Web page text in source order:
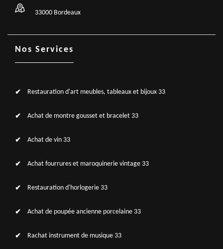
33000 Bordeaux
Nos Services
Restauration d'art meubles, tableaux et bijoux 33
Achat de montre gousset et bracelet 33
Achat de vin 33
Achat fourrures et maroquinerie vintage 33
Restauration d'horlogerie 33
Achat de poupée ancienne porcelaine 33
Rachat instrument de musique 33